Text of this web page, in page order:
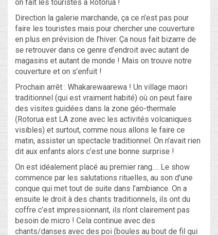
on fait les touristes à Rotorua !
Direction la galerie marchande, ça ce n’est pas pour
faire les touristes mais pour chercher une couverture
en plus en prévision de l’hiver. Ça nous fait bizarre de
se retrouver dans ce genre d’endroit avec autant de
magasins et autant de monde ! Mais on trouve notre
couverture et on s’enfuit !
Prochain arrêt : Whakarewaarewa ! Un village maori
traditionnel (qui est vraiment habité) où on peut faire
des visites guidées dans la zone géo-thermale
(Rotorua est LA zone avec les activités volcaniques
visibles) et surtout, comme nous allons le faire ce
matin, assister un spectacle traditionnel. On n’avait rien
dit aux enfants alors c’est une bonne surprise !
On est idéalement placé au premier rang…. Le show
commence par les salutations rituelles, au son d’une
conque qui met tout de suite dans l’ambiance. On a
ensuite le droit à des chants traditionnels, ils ont du
coffre c’est impressionnant, ils n’ont clairement pas
besoin de micro ! Cela continue avec des
chants/danses avec des poi (boules au bout de fil qui